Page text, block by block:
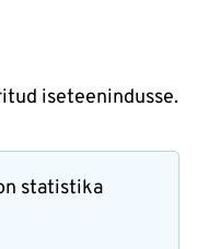
iseteenindusse.
statistika